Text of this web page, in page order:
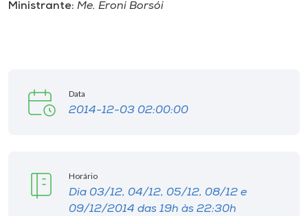
Ministrante: Me. Eroni Borsói
Data
2014-12-03 02:00:00
Horário
Dia 03/12, 04/12, 05/12, 08/12 e
09/12/2014 das 19h às 22:30h